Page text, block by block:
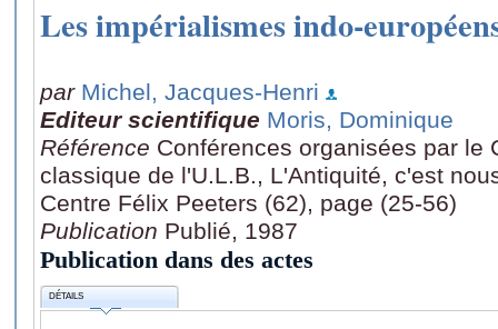
Les impérialismes indo-
par Michel, Jacques-Henri
Editeur scientifique Moris, Dominique
Référence Conférences organisées par le
classique de l'U.L.B., L'Antiquité, c'est
Centre Félix Peeters (62), page (25-56)
Publication Publié, 1987
Publication dans des actes
DÉTAILS